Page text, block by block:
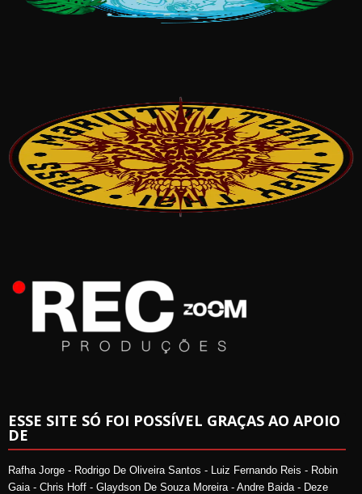
ESSE SITE SÓ FOI POSSÍVEL GRAÇAS AO APOIO
DE
Rafha Jorge - Rodrigo De Oliveira Santos - Luiz Fernando Reis - Robin
Gaia - Chris Hoff - Glaydson De Souza Moreira - Andre Baida - Deze